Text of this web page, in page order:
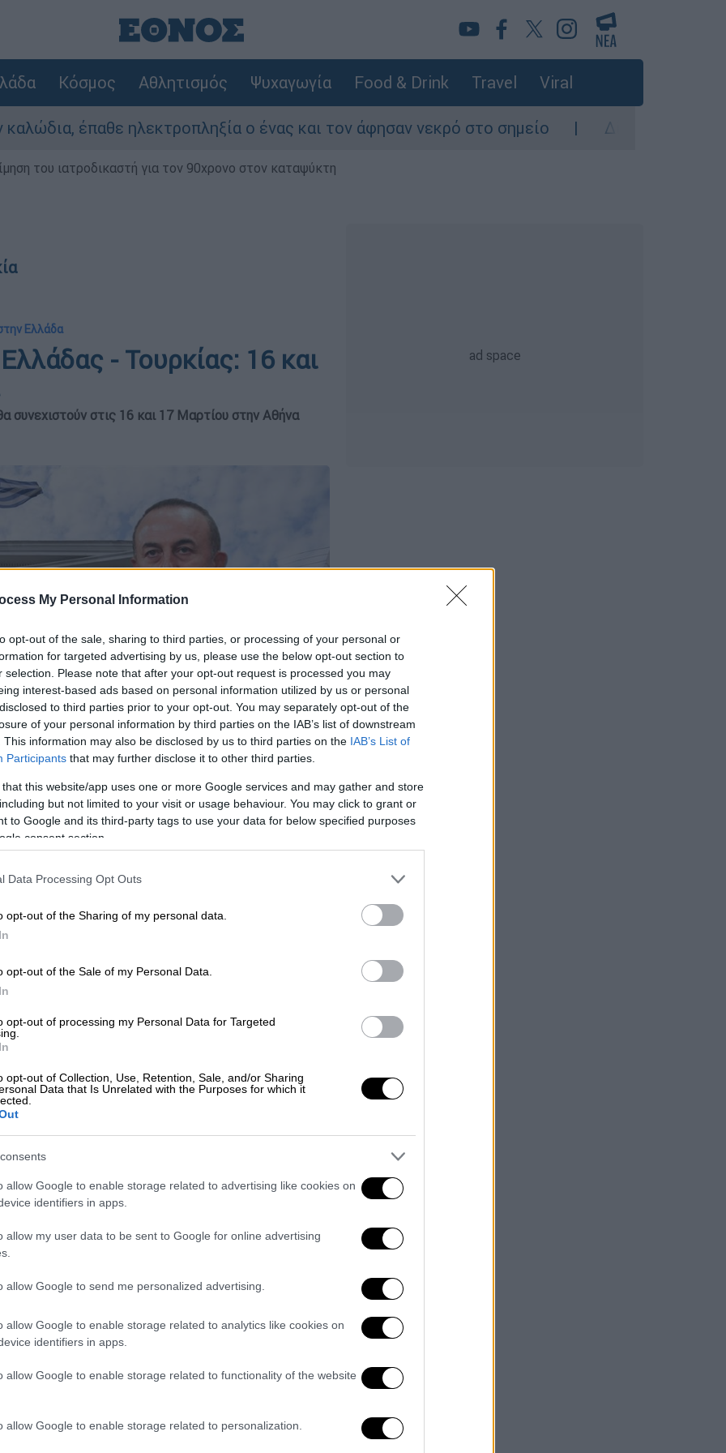
My Personal Information
opt-out of the sale, sharing to third parties, or processing of your personal or
for targeted advertising by us, please use the below opt-out section to
selection. Please note that after your opt-out request is processed you may
interest-based ads based on personal information utilized by us or personal
to third parties prior to your opt-out. You may separately opt-out of the
of your personal information by third parties on the IAB’s list of downstream
This information may also be disclosed by us to third parties on the IAB’s List of
Participants that may further disclose it to other third parties.
that this website/app uses one or more Google services and may gather and store
but not limited to your visit or usage behaviour. You may click to grant or
to Google and its third-party tags to use your data for below specified purposes
consent section.
Data Processing Opt Outs
opt-out of the Sharing of my personal data.
opt-out of the Sale of my Personal Data.
opt-out of processing my Personal Data for Targeted
opt-out of Collection, Use, Retention, Sale, and/or Sharing
Data that Is Unrelated with the Purposes for which it
allow Google to enable storage related to advertising like cookies on
identifiers in apps.
allow my user data to be sent to Google for online advertising
allow Google to send me personalized advertising.
allow Google to enable storage related to analytics like cookies on
identifiers in apps.
allow Google to enable storage related to functionality of the website
allow Google to enable storage related to personalization.
Κόσμος Αθλητισμός Ψυχαγωγία Food & Drink Travel Viral
ηλεκτροπληξία ο ένας και τον άφησαν νεκρό στο σημείο Δίωξη για
του ιατροδικαστή για τον 90χρονο στον καταψύκτη
Ελλάδα
- Τουρκίας: 16 και
συνεχιστούν στις 16 και 17 Μαρτίου στην Αθήνα
το ΕΘΝΟΣ στη Google
στην Αθήνα οι
από το ΥΠΕΞ της Ελλάδας.
Ιανουάριο, ενώ τότε είχε γίνει γνωστό
επαφών
θα γίνει ένας από τους ισχυρότερους
αποστολή να αποχωρεί από το
την ολοκλήρωση του 61ου γύρου, ο
Τσαβούσογλου
τραπέζι πολλά θέματα, όπως αυτό της
ζώνες, Θράκη, εναέριος χώρος,
Ελλάδα
θα λάβει χώρα στην Αθήνα, στις 16
και το υπουργείο Εξωτερικών της
με σαφήνεια πως για την Ελλάδα, οι
Στις 17 Μαρτίου, σύμφωνα με τις
υπουργείου Εξωτερικών, πρέσβης
διαβουλεύσεις στην Αθήνα με τον
Σεντάτ Ονάλ.
μεταξύ της Ελλάδας και της Τουρκίας
οποίες συμμετέχουν αντιπροσωπείες